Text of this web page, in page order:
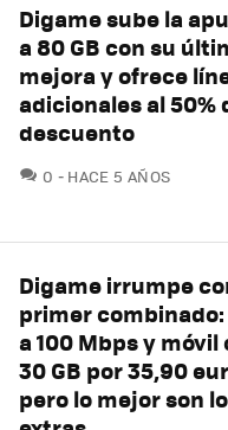
Digame sube la
a 80 GB con su
mejora y ofrece
adicionales al 50%
descuento
0 COMENTARIOS
HACE 5 AÑOS
Digame irrumpe
primer
a 100 Mbps y móvil
30 GB por 35,90
pero lo mejor son